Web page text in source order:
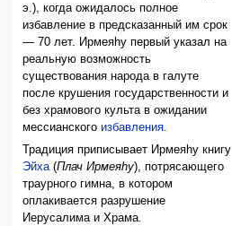
э.), когда ожидалось полное
избавление в предсказанный им срок
— 70 лет. Ирмеяhу первый указал на
реальную возможность
существования народа в галуте
после крушения государственности и
без храмового культа в ожидании
мессианскогоизбавления
Традиция приписывает Ирмеяhу книгу
Эйха(Плач Ирмеяhу), потрясающего
траурного гимна, в котором
оплакивается разрушение
Иерусалима и Храма.